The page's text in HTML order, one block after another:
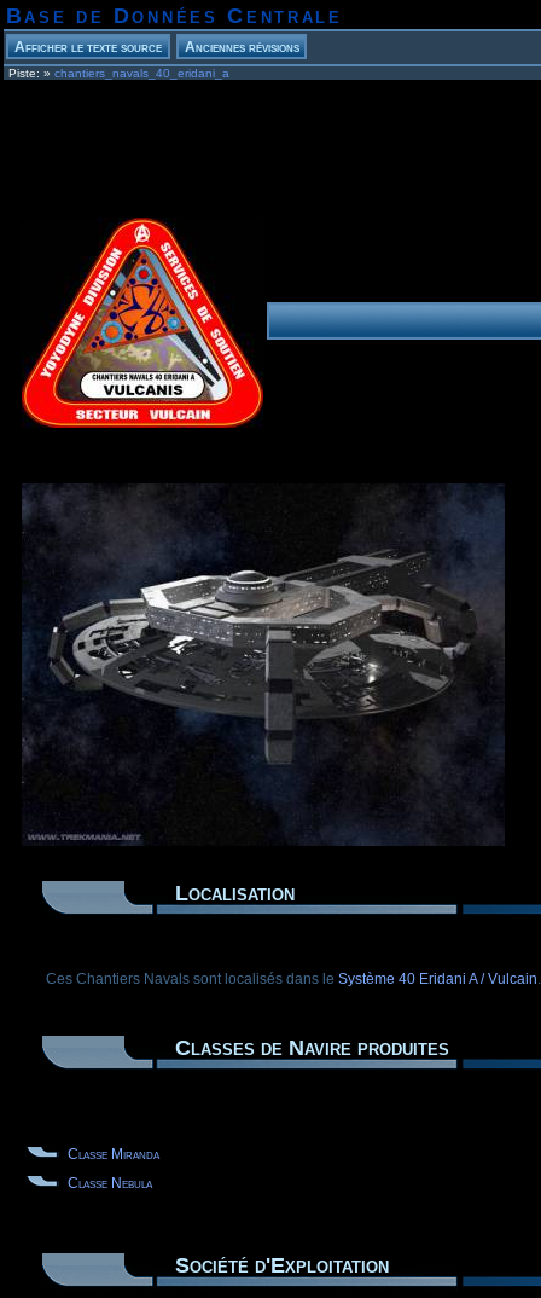
Base de Données Centrale
Piste: » chantiers_navals_40_eridani_a
Localisation
Ces Chantiers Navals sont localisés dans le Système 40 Eridani A / Vulcain
Classes de Navire produites
Classe Miranda
Classe Nebula
Société d'Exploitation